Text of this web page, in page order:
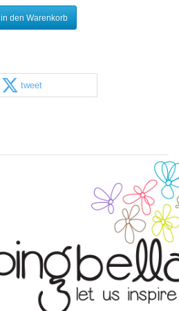
in den Warenkorb
tweet